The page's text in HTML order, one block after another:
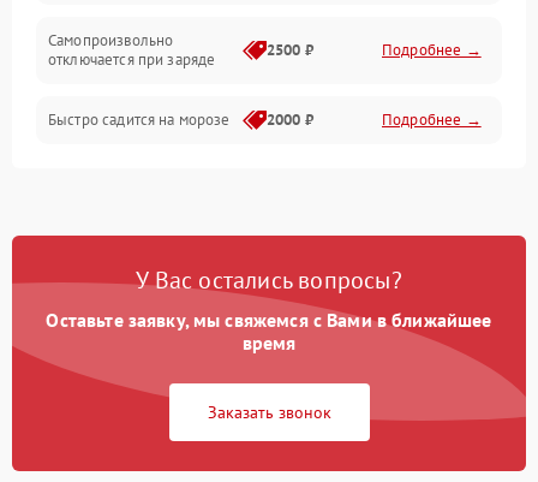
Самопроизвольно
отключается при заряде
2500 ₽ Подробнее →
Быстро садится на морозе 2000 ₽ Подробнее →
У Вас остались вопросы?
Оставьте заявку, мы свяжемся с Вами в ближайшее
время
Заказать звонок